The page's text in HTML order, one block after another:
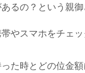
るの？という親
やスマホをチェ
た時とどの位金